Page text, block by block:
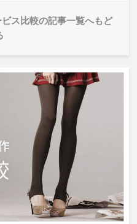
ス比較の記事一覧へもど